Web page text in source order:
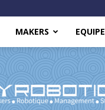
MAKERS EQUIPE